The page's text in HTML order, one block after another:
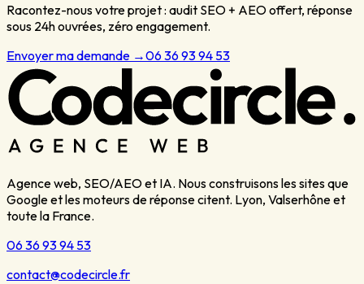
Racontez-nous votre projet : audit SEO + AEO offert, réponse
sous 24h ouvrées, zéro engagement.
Envoyer ma demande →06 36 93 94 53
Agence web, SEO/AEO et IA. Nous construisons les sites que
Google et les moteurs de réponse citent. Lyon, Valserhône et
toute la France.
06 36 93 94 53
contact@codecircle.fr